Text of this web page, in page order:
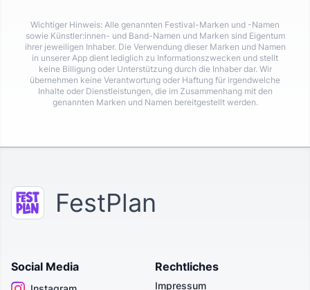
Wichtiger Hinweis: Alle genannten Festival-Marken und -Namen
sowie Künstler:innen- und Band-Namen und Marken sind Eigentum
ihrer jeweiligen Inhaber. Die Verwendung dieser Marken und Namen
in unserer App dient lediglich zu Informationszwecken und stellt
keine Billigung oder Unterstützung durch die Inhaber dar. Wir
übernehmen keine Verantwortung oder Haftung für irgendwelche
Inhalte oder Dienstleistungen, die im Zusammenhang mit den
genannten Marken und Namen bereitgestellt werden.
FestPlan
Social Media Rechtliches
Impressum